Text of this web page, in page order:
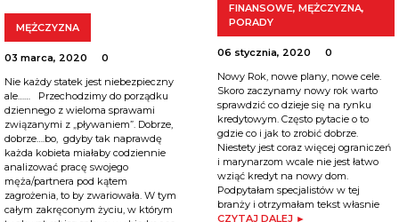
MĘŻCZYZNA
03 marca, 2020
0
Nie każdy statek jest niebezpieczny
ale…… Przechodzimy do porządku
dziennego z wieloma sprawami
związanymi z „pływaniem”. Dobrze,
dobrze….bo, gdyby tak naprawdę
każda kobieta miałaby codziennie
analizować pracę swojego
męża/partnera pod kątem
zagrożenia, to by zwariowała. W tym
całym zakręconym życiu, w którym
FINANSOWE, MĘŻCZYZNA,
PORADY
06 stycznia, 2020
0
Nowy Rok, nowe plany, nowe cele.
Skoro zaczynamy nowy rok warto
sprawdzić co dzieje się na rynku
kredytowym. Często pytacie o to
gdzie co i jak to zrobić dobrze.
Niestety jest coraz więcej ograniczeń
i marynarzom wcale nie jest łatwo
wziąć kredyt na nowy dom.
Podpytałam specjalistów w tej
branży i otrzymałam tekst własnie
CZYTAJ DALEJ ►